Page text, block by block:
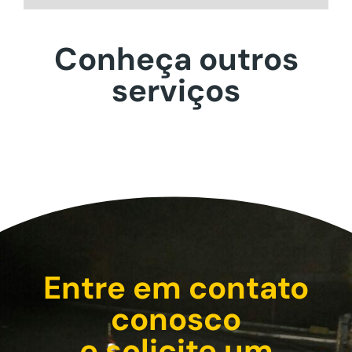
Conheça outros
serviços
Entre em contato
conosco